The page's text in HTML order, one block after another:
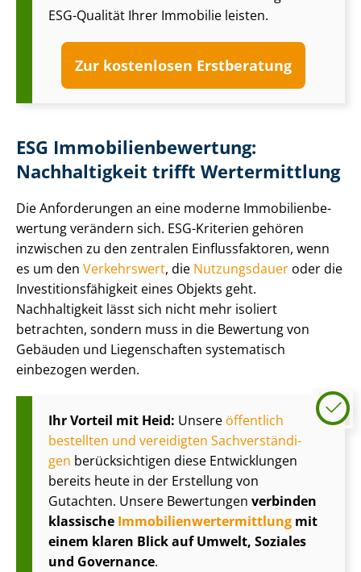
ESG-Qualität Ihrer Immobilie leisten.
Zur kostenlosen Erstberatung
ESG Im­mo­bi­li­en­be­wer­tung:
Nachhaltigkeit trifft Wertermittlung
Die Anforderungen an eine moderne Im­mo­bi­li­en­be­
wer­tung verändern sich. ESG-Kriterien gehören
inzwischen zu den zentralen Ein­fluss­fak­to­ren, wenn
es um den Verkehrswert, die Nutzungsdauer oder die
In­ves­ti­ti­ons­fä­hig­keit eines Objekts geht.
Nachhaltigkeit lässt sich nicht mehr isoliert
betrachten, sondern muss in die Bewertung von
Gebäuden und Liegenschaften systematisch
einbezogen werden.
Ihr Vorteil mit Heid: Unsere öffentlich
bestellten und vereidigten Sach­ver­stän­di­
gen berücksichtigen diese Entwicklungen
bereits heute in der Erstellung von
Gutachten. Unsere Bewertungen verbinden
klassische Im­mo­bi­li­en­wert­ermitt­lung mit
einem klaren Blick auf Umwelt, Soziales
und Governance.